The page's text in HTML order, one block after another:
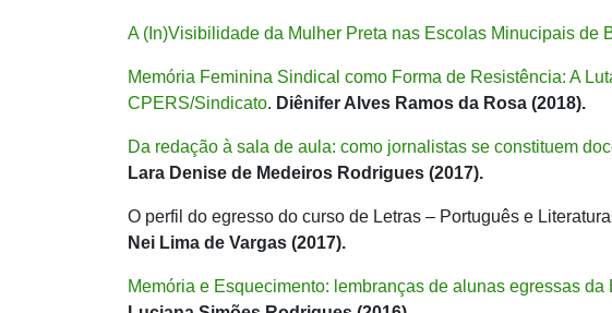
A (In)Visibilidade da Mulher Preta nas Escolas Minucipais de
Memória Feminina Sindical como Forma de Resistência: A
CPERS/Sindicato. Diênifer Alves Ramos da Rosa (2018).
Da redação à sala de aula: como jornalistas se constituem
Lara Denise de Medeiros Rodrigues (2017).
O perfil do egresso do curso de Letras – Português e
Nei Lima de Vargas (2017).
Memória e Esquecimento: lembranças de alunas egressas